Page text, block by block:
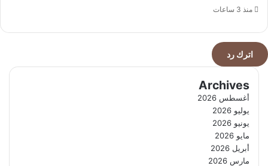
منذ 3 ساعات
اترك رد
Archives
أغسطس 2026
يوليو 2026
يونيو 2026
مايو 2026
أبريل 2026
مارس 2026